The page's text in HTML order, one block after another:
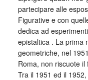
partecipare alle
Figurative e con
dedica ad
epistaltica . La prima
geometriche, nel
Roma, non riscuote
Tra il 1951 ed il